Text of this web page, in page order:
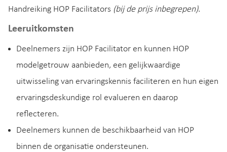
Handreiking HOP Facilitators (bij de prijs inbegrepen).
Leeruitkomsten
Deelnemers zijn HOP Facilitator en kunnen HOP
modelgetrouw aanbieden, een gelijkwaardige
uitwisseling van ervaringskennis faciliteren en hun eigen
ervaringsdeskundige rol evalueren en daarop
reflecteren.
Deelnemers kunnen de beschikbaarheid van HOP
binnen de organisatie ondersteunen.